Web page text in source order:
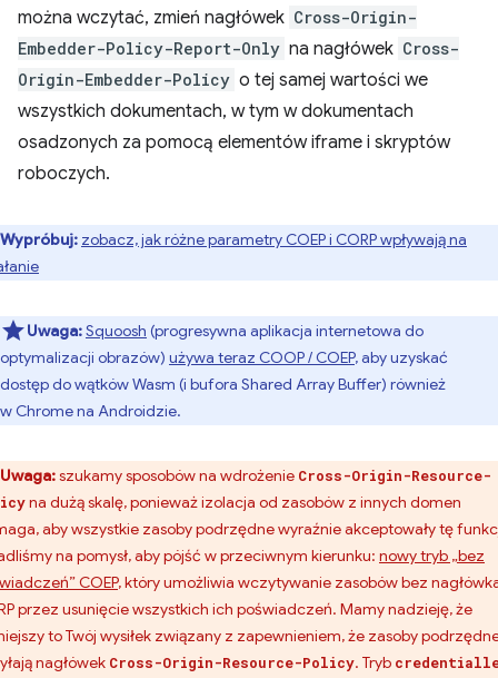
można wczytać, zmień nagłówek Cross-Origin-
Embedder-Policy-Report-Only na nagłówek Cross-
Origin-Embedder-Policy o tej samej wartości we
wszystkich dokumentach, w tym w dokumentach
osadzonych za pomocą elementów iframe i skryptów
roboczych.
Wypróbuj: zobacz, jak różne parametry COEP i CORP wpływają na
Uwaga:Squoosh (progresywna aplikacja internetowa do
optymalizacji obrazów) używa teraz COOP / COEP, aby uzyskać
dostęp do wątków Wasm (i bufora Shared Array Buffer) również
w Chrome na Androidzie.
Uwaga:szukamy sposobów na wdrożenie Cross-Origin-Resource-
na dużą skalę, ponieważ izolacja od zasobów z innych domen
aby wszystkie zasoby podrzędne wyraźnie akceptowały tę
na pomysł, aby pójść w przeciwnym kierunku: nowy tryb „bez
COEP, który umożliwia wczytywanie zasobów bez
przez usunięcie wszystkich ich poświadczeń. Mamy nadzieję, że
to Twój wysiłek związany z zapewnieniem, że zasoby
nagłówek Cross-Origin-Resource-Policy. Tryb